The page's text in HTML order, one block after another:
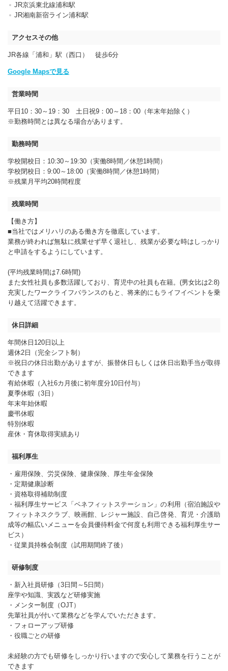
JR京浜東北線浦和駅
JR湘南新宿ライン浦和駅
アクセスその他
JR各線「浦和」駅（西口） 徒歩6分
Google Mapsで見る
営業時間
平日10：30～19：30 土日祝9：00～18：00（年末年始除く）
※勤務時間とは異なる場合があります。
勤務時間
学校開校日：10:30～19:30（実働8時間／休憩1時間）
学校閉校日：9:00～18:00（実働8時間／休憩1時間）
※残業月平均20時間程度
残業時間
【働き方】
■当社ではメリハリのある働き方を徹底しています。
業務が終われば無駄に残業せず早く退社し、残業が必要な時はしっかり
と申請をするようにしています。
(平均残業時間は7.6時間)
また女性社員も多数活躍しており、育児中の社員も在籍。(男女比は2:8)
充実したワークライフバランスのもと、将来的にもライフイベントを乗
り越えて活躍できます。
休日詳細
年間休日120日以上
週休2日（完全シフト制）
※祝日の休日出勤がありますが、振替休日もしくは休日出勤手当が取得
できます
有給休暇（入社6カ月後に初年度分10日付与）
夏季休暇（3日）
年末年始休暇
慶弔休暇
特別休暇
産休・育休取得実績あり
福利厚生
・雇用保険、労災保険、健康保険、厚生年金保険
・定期健康診断
・資格取得補助制度
・福利厚生サービス「ベネフィットステーション」の利用（宿泊施設や
フィットネスクラブ、映画館、レジャー施設、自己啓発、育児・介護助
成等の幅広いメニューを会員優待料金で何度も利用できる福利厚生サー
ビス）
・従業員持株会制度（試用期間終了後）
研修制度
・新入社員研修（3日間～5日間）
座学や知識、実践など研修実施
・メンター制度（OJT）
先輩社員が付いて業務などを学んでいただきます。
・フォローアップ研修
・役職ごとの研修
未経験の方でも研修をしっかり行いますので安心して業務を行うことが
できます